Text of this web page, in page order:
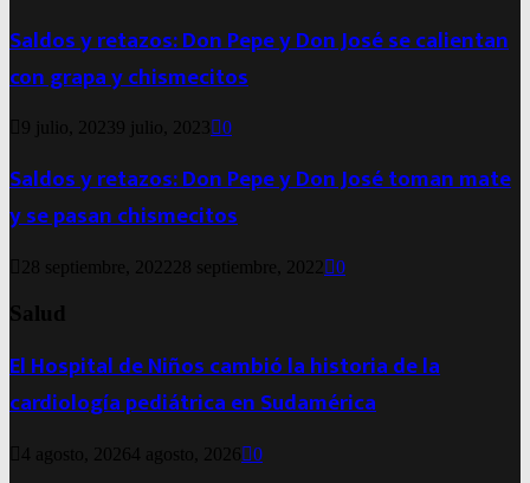
Saldos y retazos: Don Pepe y Don José se calientan
con grapa y chismecitos
9 julio, 20239 julio, 2023 0
Saldos y retazos: Don Pepe y Don José toman mate
y se pasan chismecitos
28 septiembre, 2022 28 septiembre, 2022 0
Salud
El Hospital de Niños cambió la historia de la
cardiología pediátrica en Sudamérica
4 agosto, 20264 agosto, 2026 0